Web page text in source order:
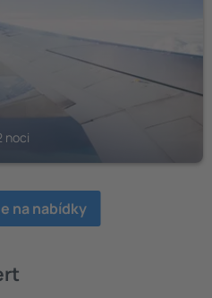
noci
na nabídky